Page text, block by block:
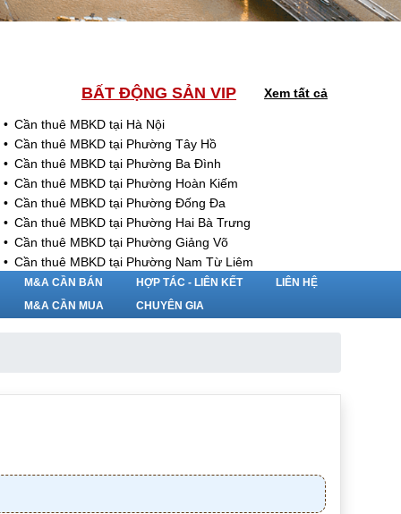
BẤT ĐỘNG SẢN VIP Xem tất cả
Cần thuê MBKD tại Hà Nội
Cần thuê MBKD tại Phường Tây Hồ
Cần thuê MBKD tại Phường Ba Đình
Cần thuê MBKD tại Phường Hoàn Kiếm
Cần thuê MBKD tại Phường Đống Đa
Cần thuê MBKD tại Phường Hai Bà Trưng
Cần thuê MBKD tại Phường Giảng Võ
Cần thuê MBKD tại Phường Nam Từ Liêm
Cần thuê MBKD tại Phường Cầu Giấy
Cần thuê MBKD tại Phường Thanh Xuân
Cần thuê MBKD tại Phường Long Biên
Cần thuê MBKD tại Phường Yên Hòa
Cần thuê MBKD tại Phường Yên Sở
M&A CẦN BÁN
M&A CẦN MUA
HỢP TÁC - LIÊN KẾT
CHUYÊN GIA
LIÊN HỆ